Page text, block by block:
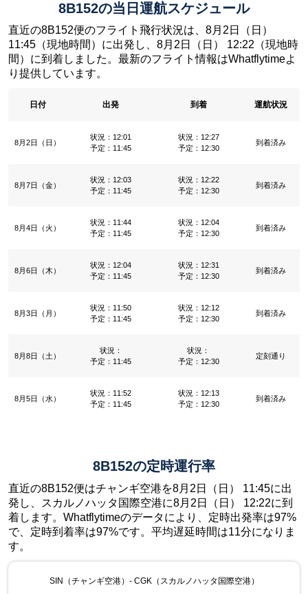
8B152の当日運航スケジュール
直近の8B152便のフライト飛行状況は、8月2日（日）
11:45（現地時間）に出発し、8月2日（日） 12:22（現地時
間）に到着しました。最新のフライト情報はWhatflytimeよ
り提供しています。
日付 出発 到着 運航状況
8月2日（日）
状況：12:01
予定：11:45
状況：12:27
予定：12:30
到着済み
8月7日（金）
状況：12:03
予定：11:45
状況：12:22
予定：12:30
到着済み
8月4日（火）
状況：11:44
予定：11:45
状況：12:04
予定：12:30
到着済み
8月6日（木）
状況：12:04
予定：11:45
状況：12:31
予定：12:30
到着済み
8月3日（月）
状況：11:50
予定：11:45
状況：12:12
予定：12:30
到着済み
8月8日（土）
状況：
予定：11:45
状況：
予定：12:30
定刻通り
8月5日（水）
状況：11:52
予定：11:45
状況：12:13
予定：12:30
到着済み
8B152の定時運行率
直近の8B152便はチャンギ空港を8月2日（日） 11:45に出
発し、スカルノハッタ国際空港に8月2日（日） 12:22に到
着します。Whatflytimeのデータにより、定時出発率は97%
で、定時到着率は97%です。平均遅延時間は11分になりま
す。
SIN（チャンギ空港）- CGK（スカルノハッタ国際空港）